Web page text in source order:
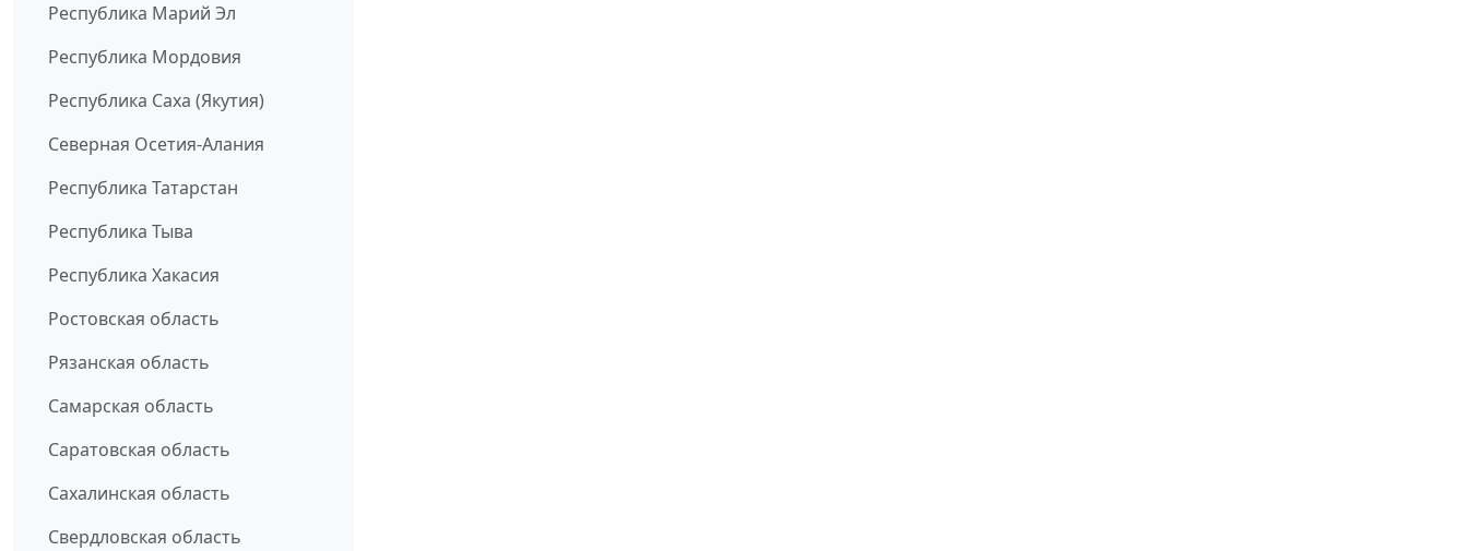
Республика Марий Эл
Республика Мордовия
Республика Саха (Якутия)
Северная Осетия-Алания
Республика Татарстан
Республика Тыва
Республика Хакасия
Ростовская область
Рязанская область
Самарская область
Саратовская область
Сахалинская область
Свердловская область